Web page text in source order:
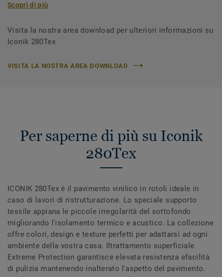
Scopri di più
Visita la nostra area download per ulteriori informazioni su
Iconik 280Tex
VISITA LA NOSTRA AREA DOWNLOAD
Per saperne di più su Iconik
280Tex
ICONIK 280Tex è il pavimento vinilico in rotoli ideale in
caso di lavori di ristrutturazione. Lo speciale supporto
tessile appiana le piccole irregolarità del sottofondo
migliorando l'isolamento termico e acustico. La collezione
offre colori, design e texture perfetti per adattarsi ad ogni
ambiente della vostra casa. Iltrattamento superficiale
Extreme Protection garantisce elevata resistenza efacilità
di pulizia mantenendo inalterato l'aspetto del pavimento.